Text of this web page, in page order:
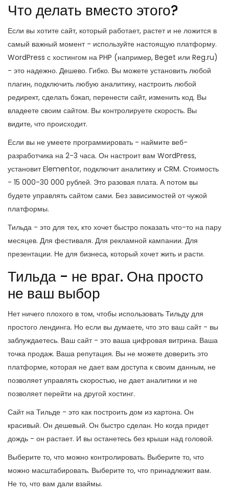
Что делать вместо этого?
Если вы хотите сайт, который работает, растет и не ложится в
самый важный момент - используйте настоящую платформу.
WordPress с хостингом на PHP (например, Beget или Reg.ru)
- это надежно. Дешево. Гибко. Вы можете установить любой
плагин, подключить любую аналитику, настроить любой
редирект, сделать бэкап, перенести сайт, изменить код. Вы
владеете своим сайтом. Вы контролируете скорость. Вы
видите, что происходит.
Если вы не умеете программировать - наймите веб-
разработчика на 2-3 часа. Он настроит вам WordPress,
установит Elementor, подключит аналитику и CRM. Стоимость
- 15 000-30 000 рублей. Это разовая плата. А потом вы
будете управлять сайтом сами. Без зависимостей от чужой
платформы.
Тильда - это для тех, кто хочет быстро показать что-то на пару
месяцев. Для фестиваля. Для рекламной кампании. Для
презентации. Не для бизнеса, который хочет жить и расти.
Тильда - не враг. Она просто
не ваш выбор
Нет ничего плохого в том, чтобы использовать Тильду для
простого лендинга. Но если вы думаете, что это ваш сайт - вы
заблуждаетесь. Ваш сайт - это ваша цифровая витрина. Ваша
точка продаж. Ваша репутация. Вы не можете доверить это
платформе, которая не дает вам доступа к своим данным, не
позволяет управлять скоростью, не дает аналитики и не
позволяет перейти на другой хостинг.
Сайт на Тильде - это как построить дом из картона. Он
красивый. Он дешевый. Он быстро сделан. Но когда придет
дождь - он растает. И вы останетесь без крыши над головой.
Выберите то, что можно контролировать. Выберите то, что
можно масштабировать. Выберите то, что принадлежит вам.
Не то, что вам дали взаймы.